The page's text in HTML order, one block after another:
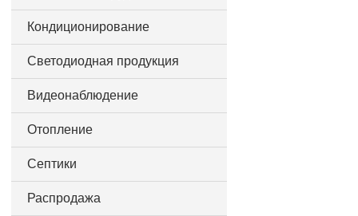
Кондиционирование
Светодиодная продукция
Видеонаблюдение
Отопление
Септики
Распродажа